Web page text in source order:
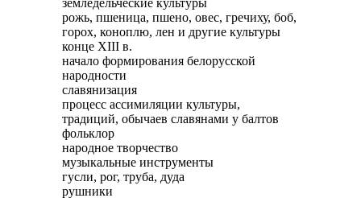
земледельческие культуры
рожь, пшеница, пшено, овес, гречиху, боб,
горох, коноплю, лен и другие культуры
конце XIII в.
начало формирования белорусской
народности
славянизация
процесс ассимиляции культуры,
традиций, обычаев славянами у балтов
фольклор
народное творчество
музыкальные инструменты
гусли, рог, труба, дуда
рушники